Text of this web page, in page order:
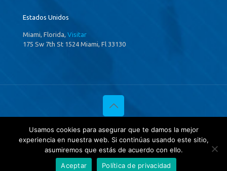
Estados Unidos
Miami, Florida, Visitar
175 Sw 7th St 1524 Miami, Fl 33130
© 2020 Investigaciones Estratégicas & Asociados. All Rights
Reserved
y
Usamos cookies para asegurar que te damos la mejor
experiencia en nuestra web. Si continúas usando este sitio,
asumiremos que estás de acuerdo con ello.
Aceptar
Política de privacidad